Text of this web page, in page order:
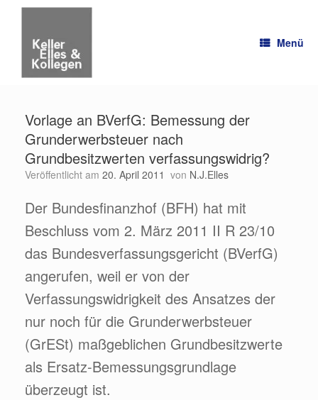
Menü
Vorlage an BVerfG: Bemessung der
Grunderwerbsteuer nach
Grundbesitzwerten verfassungswidrig?
Veröffentlicht am 20. April 2011 von N.J.Elles
Der Bundesfinanzhof (BFH) hat mit
Beschluss vom 2. März 2011 II R 23/10
das Bundesverfassungsgericht (BVerfG)
angerufen, weil er von der
Verfassungswidrigkeit des Ansatzes der
nur noch für die Grunderwerbsteuer
(GrESt) maßgeblichen Grundbesitzwerte
als Ersatz-Bemessungsgrundlage
überzeugt ist.